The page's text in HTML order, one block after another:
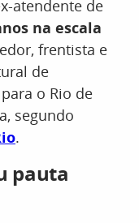
atendente de
na escala
frentista e
de
o Rio de
segundo
.
pauta